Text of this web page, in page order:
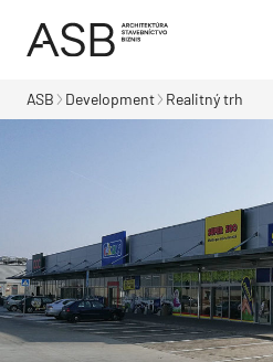
ASB Development Realitný trh